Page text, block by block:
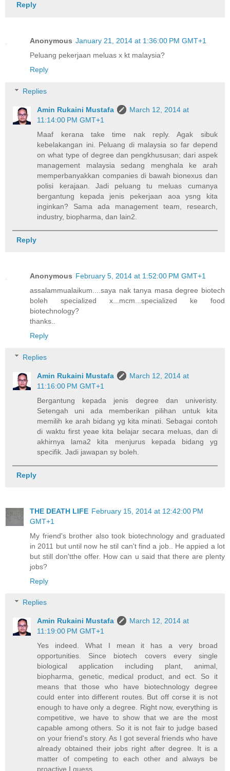
Reply
Anonymous January 21, 2014 at 1:36:00 PM GMT+1
Peluang pekerjaan meluas x kt malaysia?
Reply
Replies
Amin Rukaini Mustafa
March 12, 2014 at
11:14:00 PM GMT+1
Maaf kerana take time nak reply. Agak sibuk
kebelakangan ini. Peluang di malaysia so far depend
on what type of degree dan pengkhususan; dari aspek
management malaysia sedang menghala ke arah
memperbanyakkan companies di bawah bionexus dan
polisi kerajaan. Jadi peluang tu meluas cumanya
bergantung kepada jenis pekerjaan aoa ysng kita
inginkan? Sama ada management team, research,
industry, biopharma, dan lain2.
Reply
Anonymous February 5, 2014 at 1:52:00 PM GMT+1
assalammualaikum....saya nak tanya masa degree biotech
boleh specialized x...mcm...specialized ke food
biotechnology?
thanks..
Reply
Replies
Amin Rukaini Mustafa
March 12, 2014 at
11:16:00 PM GMT+1
Bergantung kepada jenis degree dan univeristy.
Setengah uni ada memberikan pilihan untuk kita
memilih ke arah bidang yg kita minati. Sebagai contoh
di waktu first yeae kita belajar secara meluas, dan di
akhirnya lama2 kita menjurus kepada bidang yg
specifik. Jadi jawapan sy boleh.
Reply
THE DEATH LIFE February 15, 2014 at 12:42:00 PM
GMT+1
My friend's brother also took biotechnology and graduated
in 2011 but until now he stil can't find a job.. He appied a lot
but still don'tthe offer. How can u said that there are plenty
jobs?
Reply
Replies
Amin Rukaini Mustafa
March 12, 2014 at
11:19:00 PM GMT+1
Yes indeed. What I mean it has a very broad
opportunities. Since biotech covers every single
biological application including plant, animal,
biopharma, genetic, medical product, and ect. So it
means that those who have biotechnology degree
could enter into different routes. But off corse it is not
enough to have only a degree. Right now, everything is
competitive, we have to show that we are the most
capable among others. So it is not fair to judge based
on your friend's story. As I got several friends who have
already obtained their jobs right after degree. It is a
matter of competing to each other and always be
proactive I guess.